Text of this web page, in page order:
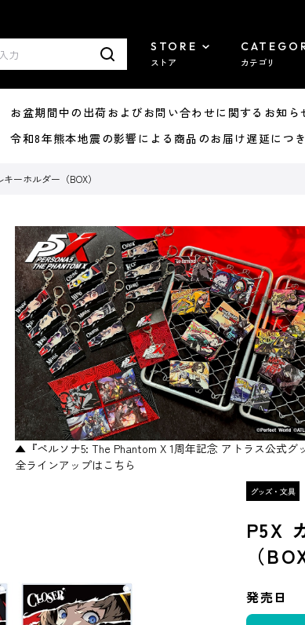
STORE
ストア カテゴリ
盆期間中の出荷およびお問い合わせに関するお知ら
和8年熊本地震の影響による商品のお届け遅延につ
ーホルダー（BOX）
▲『ペルソナ5: The Phantom X 1周年記念 アトラス公式グ
全ラインアップはこちら
P5X
（
発売日